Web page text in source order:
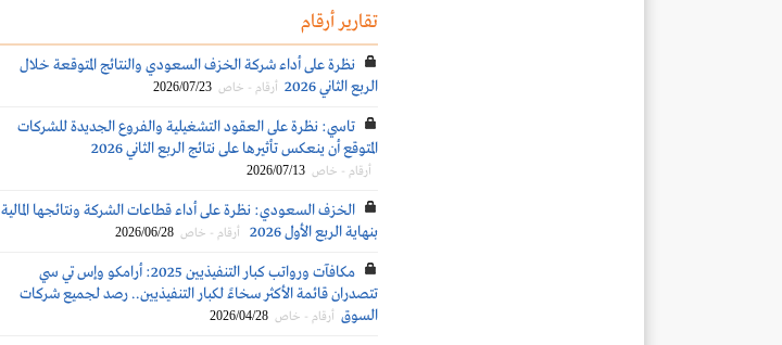
تقارير أرقام
نظرة على أداء شركة الخزف السعودي والنتائج المتوقعة خلال
الربع الثاني 2026
أرقام - خاص 2026/07/23
تاسي: نظرة على العقود التشغيلية والفروع الجديدة للشركات
المتوقع أن ينعكس تأثيرها على نتائج الربع الثاني 2026
أرقام - خاص 2026/07/13
الخزف السعودي: نظرة على أداء قطاعات الشركة ونتائجها المالية
بنهاية الربع الأول 2026
أرقام - خاص 2026/06/28
مكافآت ورواتب كبار التنفيذيين 2025: أرامكو وإس تي سي
تتصدران قائمة الأكثر سخاءً لكبار التنفيذيين.. رصد لجميع شركات
السوق أرقام - خاص 2026/04/28